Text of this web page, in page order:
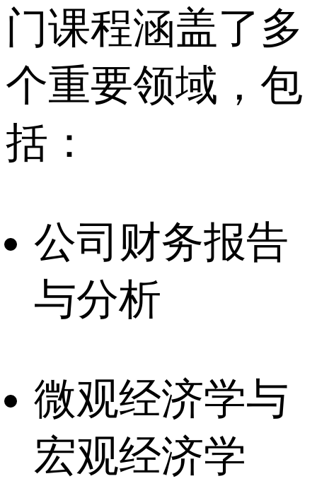
门课程涵盖了多
个重要领域，包
括：
公司财务报告
与分析
微观经济学与
宏观经济学